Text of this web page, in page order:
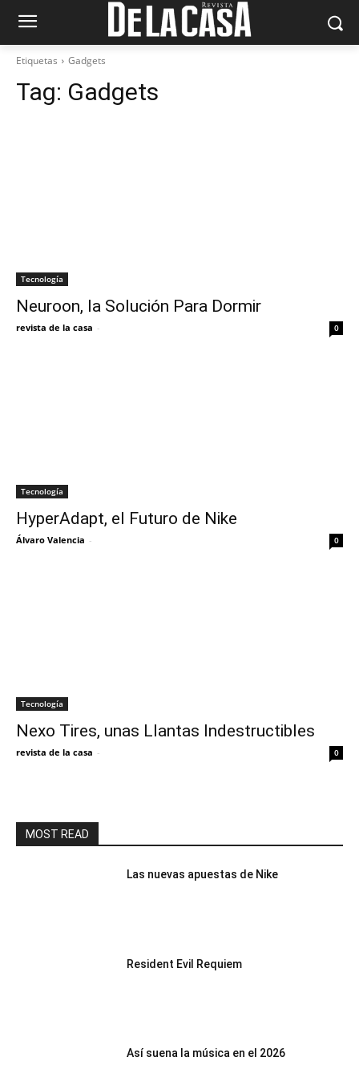
Etiquetas Gadgets
Tag: Gadgets
Tecnología
Neuroon, la Solución Para Dormir
revista de la casa - 0
Tecnología
HyperAdapt, el Futuro de Nike
Álvaro Valencia - 0
Tecnología
Nexo Tires, unas Llantas Indestructibles
revista de la casa - 0
MOST READ
Las nuevas apuestas de Nike
Resident Evil Requiem
Así suena la música en el 2026